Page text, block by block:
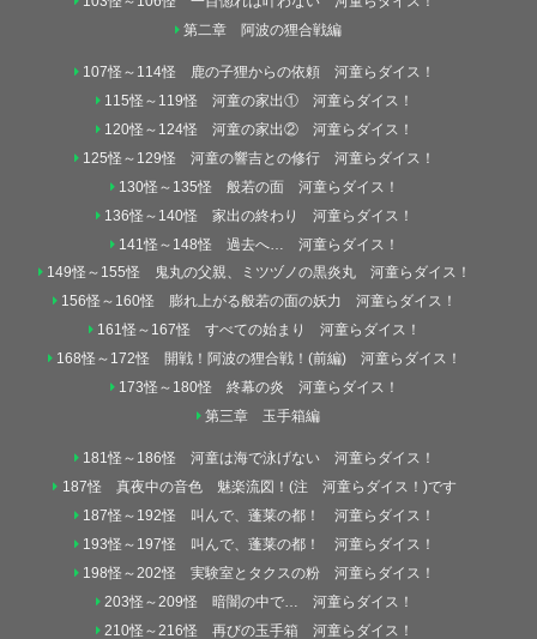
第二章 阿波の狸合戦編
107怪～114怪 鹿の子狸からの依頼 河童らダイス！
115怪～119怪 河童の家出① 河童らダイス！
120怪～124怪 河童の家出② 河童らダイス！
125怪～129怪 河童の響吉との修行 河童らダイス！
130怪～135怪 般若の面 河童らダイス！
136怪～140怪 家出の終わり 河童らダイス！
141怪～148怪 過去へ… 河童らダイス！
149怪～155怪 鬼丸の父親、ミツヅノの黒炎丸 河童らダイス！
156怪～160怪 膨れ上がる般若の面の妖力 河童らダイス！
161怪～167怪 すべての始まり 河童らダイス！
168怪～172怪 開戦！阿波の狸合戦！(前編) 河童らダイス！
173怪～180怪 終幕の炎 河童らダイス！
第三章 玉手箱編
181怪～186怪 河童は海で泳げない 河童らダイス！
187怪 真夜中の音色 魅楽流図！(注 河童らダイス！)です
187怪～192怪 叫んで、蓬莱の都！ 河童らダイス！
193怪～197怪 叫んで、蓬莱の都！ 河童らダイス！
198怪～202怪 実験室とタクスの粉 河童らダイス！
203怪～209怪 暗闇の中で… 河童らダイス！
210怪～216怪 再びの玉手箱 河童らダイス！